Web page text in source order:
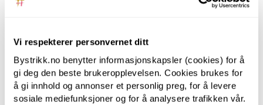
Vi respekterer personvernet ditt
Bystrikk.no benytter informasjonskapsler (cookies) for å
gi deg den beste brukeropplevelsen. Cookies brukes for
å gi innhold og annonser et personlig preg, for å levere
sosiale mediefunksjoner og for å analysere trafikken vår.